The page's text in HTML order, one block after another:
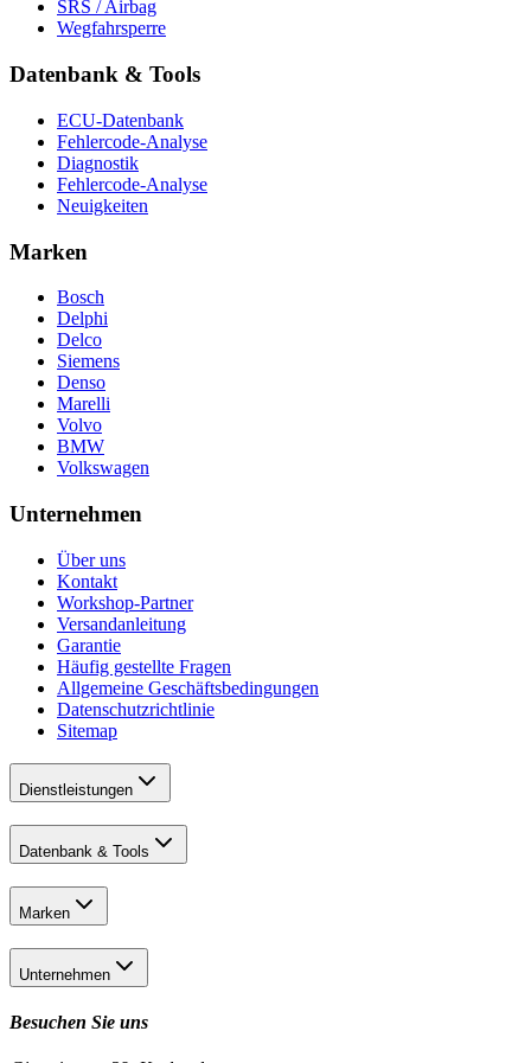
SRS / Airbag
Wegfahrsperre
Datenbank & Tools
ECU-Datenbank
Fehlercode-Analyse
Diagnostik
Fehlercode-Analyse
Neuigkeiten
Marken
Bosch
Delphi
Delco
Siemens
Denso
Marelli
Volvo
BMW
Volkswagen
Unternehmen
Über uns
Kontakt
Workshop-Partner
Versandanleitung
Garantie
Häufig gestellte Fragen
Allgemeine Geschäftsbedingungen
Datenschutzrichtlinie
Sitemap
Dienstleistungen
Datenbank & Tools
Marken
Unternehmen
Besuchen Sie uns